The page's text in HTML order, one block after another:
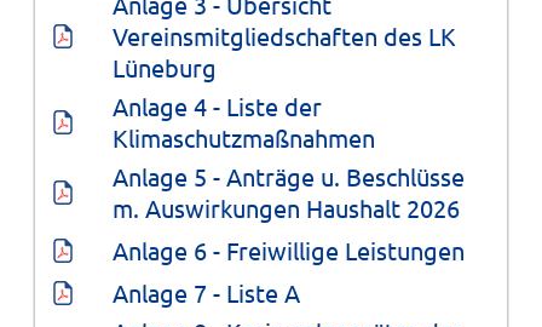
Vereinsmitgliedschaften des LK
Lüneburg
Anlage 4 - Liste der
Klimaschutzmaßnahmen
Anlage 5 - Anträge u. Beschlüsse
m. Auswirkungen Haushalt 2026
Anlage 6 - Freiwillige Leistungen
Anlage 7 - Liste A